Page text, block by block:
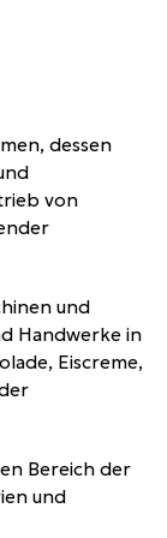
dessen
von
und
Handwerke in
Eiscreme,
Bereich der
und